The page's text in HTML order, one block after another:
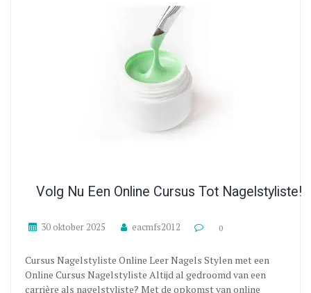
Volg Nu Een Online Cursus Tot Nagelstyliste!
30 oktober 2025 eacmfs2012 0
Cursus Nagelstyliste Online Leer Nagels Stylen met een
Online Cursus Nagelstyliste Altijd al gedroomd van een
carrière als nagelstyliste? Met de opkomst van online